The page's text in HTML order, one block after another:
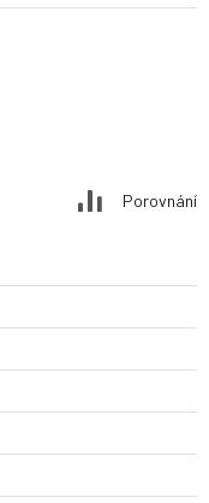
Porovnání